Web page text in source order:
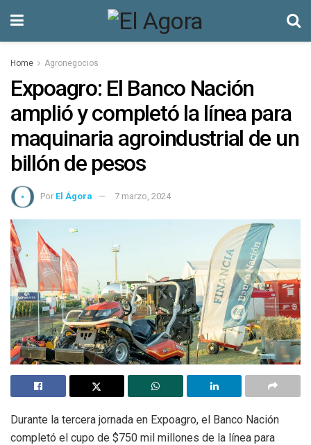
Home Agronegocios
Expoagro: El Banco Nación
amplió y completó la línea para
maquinaria agroindustrial de un
billón de pesos
Por El Ágora 7 marzo, 2024
Durante la tercera jornada en Expoagro, el Banco Nación
completó el cupo de $750 mil millones de la línea para